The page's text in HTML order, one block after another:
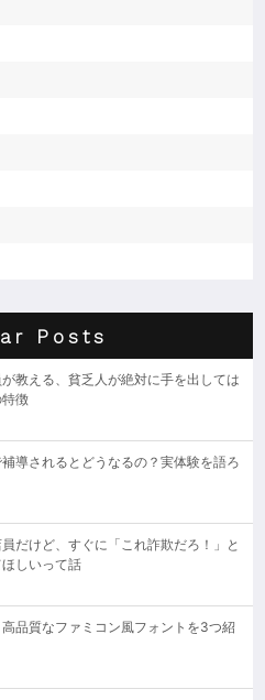
Posts
教える、貧乏人が絶対に手を出しては
徴
導されるとどうなるの？実体験を語ろ
だけど、すぐに「これ詐欺だろ！」と
しいって話
品質なファミコン風フォントを3つ紹